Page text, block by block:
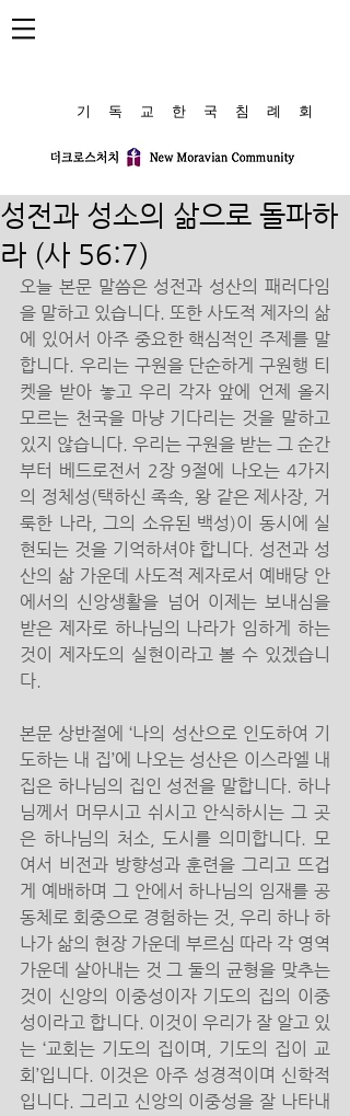
​기 독 교 한 국 침 례 회
성전과 성소의 삶으로 돌파하
라 (사 56:7)
오늘 본문 말씀은 성전과 성산의 패러다임
을 말하고 있습니다. 또한 사도적 제자의 삶
에 있어서 아주 중요한 핵심적인 주제를 말
합니다. 우리는 구원을 단순하게 구원행 티
켓을 받아 놓고 우리 각자 앞에 언제 올지
모르는 천국을 마냥 기다리는 것을 말하고
있지 않습니다. 우리는 구원을 받는 그 순간
부터 베드로전서 2장 9절에 나오는 4가지
의 정체성(택하신 족속, 왕 같은 제사장, 거
룩한 나라, 그의 소유된 백성)이 동시에 실
현되는 것을 기억하셔야 합니다. 성전과 성
산의 삶 가운데 사도적 제자로서 예배당 안
에서의 신앙생활을 넘어 이제는 보내심을
받은 제자로 하나님의 나라가 임하게 하는
것이 제자도의 실현이라고 볼 수 있겠습니
다.
본문 상반절에 ‘나의 성산으로 인도하여 기
도하는 내 집’에 나오는 성산은 이스라엘 내
집은 하나님의 집인 성전을 말합니다. 하나
님께서 머무시고 쉬시고 안식하시는 그 곳
은 하나님의 처소, 도시를 의미합니다. 모
여서 비전과 방향성과 훈련을 그리고 뜨겁
게 예배하며 그 안에서 하나님의 임재를 공
동체로 회중으로 경험하는 것, 우리 하나 하
나가 삶의 현장 가운데 부르심 따라 각 영역
가운데 살아내는 것 그 둘의 균형을 맞추는
것이 신앙의 이중성이자 기도의 집의 이중
성이라고 합니다. 이것이 우리가 잘 알고 있
는 ‘교회는 기도의 집이며, 기도의 집이 교
회’입니다. 이것은 아주 성경적이며 신학적
입니다. 그리고 신앙의 이중성을 잘 나타내